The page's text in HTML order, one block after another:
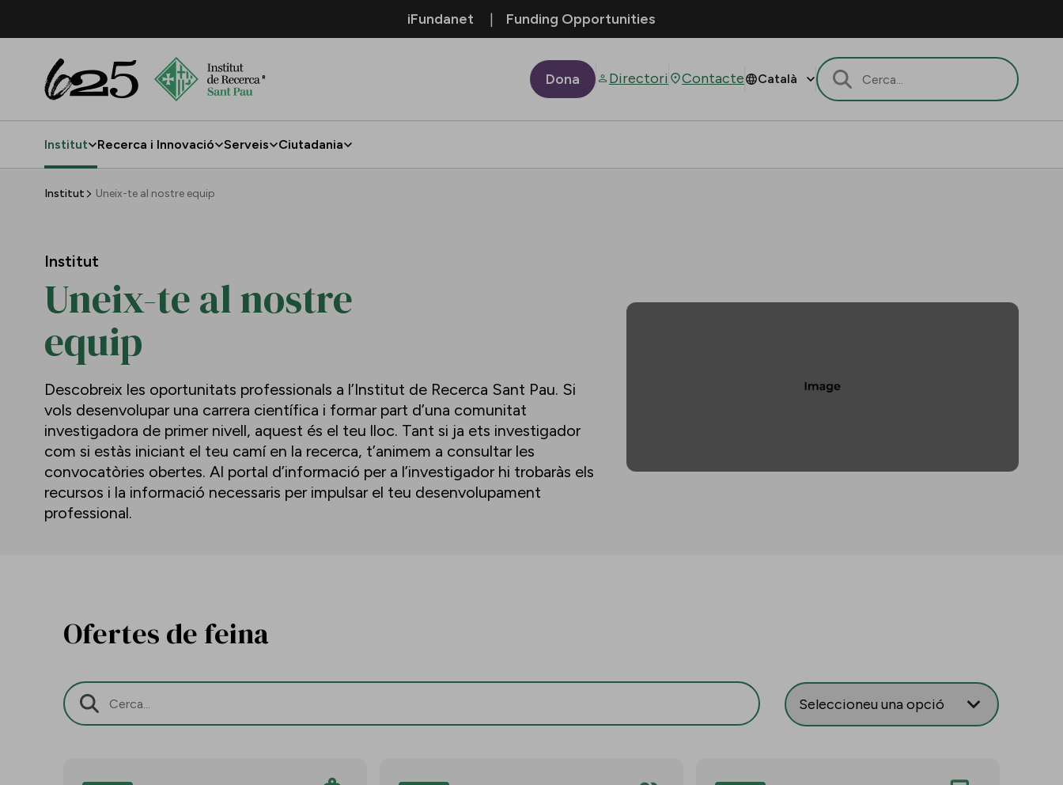
iFundanet Funding Opportunities
Dona Directori Contacte
Institut Recerca i Innovació Serveis Ciutadania
Institut Uneix-te al nostre equip
Institut
Uneix-te al nostre
equip
Descobreix les oportunitats professionals a l’Institut de Recerca Sant Pau. Si
vols desenvolupar una carrera científica i formar part d’una comunitat
investigadora de primer nivell, aquest és el teu lloc. Tant si ja ets investigador
com si estàs iniciant el teu camí en la recerca, t’animem a consultar les
convocatòries obertes. Al portal d’informació per a l’investigador hi trobaràs els
recursos i la informació necessaris per impulsar el teu desenvolupament
professional.
Ofertes de feina
Barra de cerca